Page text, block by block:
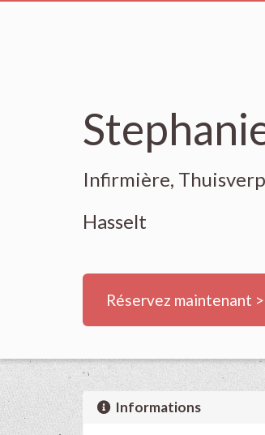
Infirmière,
Hasselt
Réservez maintenant
Informations